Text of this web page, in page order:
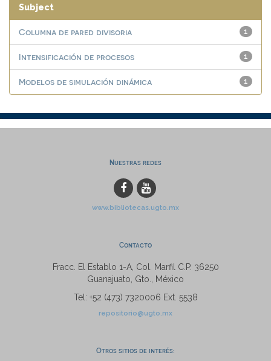
Subject
1
Columna de pared divisoria
1
Intensificación de procesos
1
Modelos de simulación dinámica
Nuestras redes
www.bibliotecas.ugto.mx
Contacto
Fracc. El Establo 1-A, Col. Marfil C.P. 36250
Guanajuato, Gto., México
Tel: +52 (473) 7320006 Ext. 5538
repositorio@ugto.mx
Otros sitios de interés: